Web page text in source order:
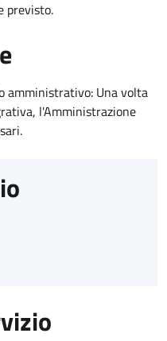
previsto.
amministrativo: Una volta
l'Amministrazione